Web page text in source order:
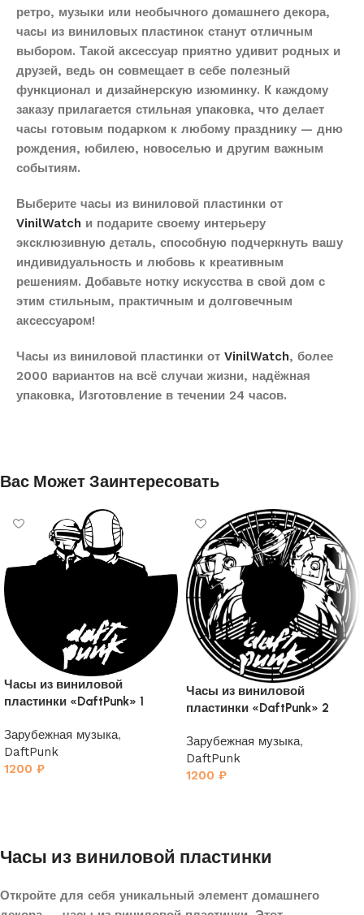
ретро, музыки или необычного домашнего декора,
часы из виниловых пластинок станут отличным
выбором. Такой аксессуар приятно удивит родных и
друзей, ведь он совмещает в себе полезный
функционал и дизайнерскую изюминку. К каждому
заказу прилагается стильная упаковка, что делает
часы готовым подарком к любому празднику — дню
рождения, юбилею, новоселью и другим важным
событиям.
Выберите часы из виниловой пластинки от
VinilWatch и подарите своему интерьеру
эксклюзивную деталь, способную подчеркнуть вашу
индивидуальность и любовь к креативным
решениям. Добавьте нотку искусства в свой дом с
этим стильным, практичным и долговечным
аксессуаром!
Часы из виниловой пластинки от VinilWatch, более
2000 вариантов на всё случаи жизни, надёжная
упаковка, Изготовление в течении 24 часов.
Вас Может Заинтересовать
Часы из виниловой
пластинки «DaftPunk» 1
Зарубежная музыка,
DaftPunk
1200 ₽
Часы из виниловой
пластинки «DaftPunk» 2
Зарубежная музыка,
DaftPunk
1200 ₽
Часы из виниловой пластинки
Откройте для себя уникальный элемент домашнего